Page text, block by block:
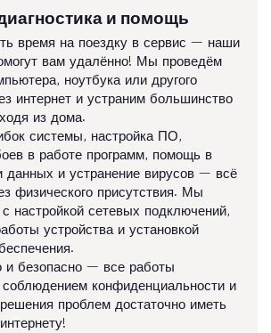
и помощь
время на поездку в сервис — наши
вам удалённо! Мы проведём
ноутбука или другого
интернет и устраним большинство
из дома.
системы, настройка ПО,
в работе программ, помощь в
данных и устранение вирусов — всё
физического присутствия. Мы
настройкой сетевых подключений,
устройства и установкой
и безопасно — все работы
конфиденциальности и
проблем достаточно иметь